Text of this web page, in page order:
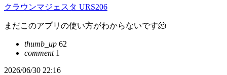
クラウンマジェスタ URS206
まだこのアプリの使い方がわからないです🫠
thumb_up 62
comment1
2026/06/30 22:16